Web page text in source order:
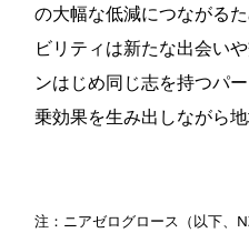
の大幅な低減につながる
ビリティは新たな出会い
ンはじめ同じ志を持つパ
乗効果を生み出しながら
注：ニアゼログロース（以下、